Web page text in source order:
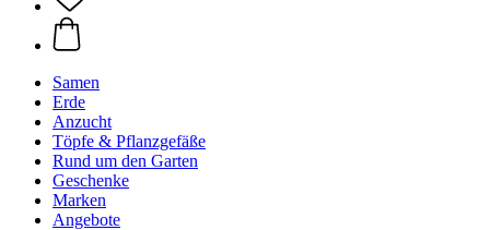
Samen
Erde
Anzucht
Töpfe & Pflanzgefäße
Rund um den Garten
Geschenke
Marken
Angebote